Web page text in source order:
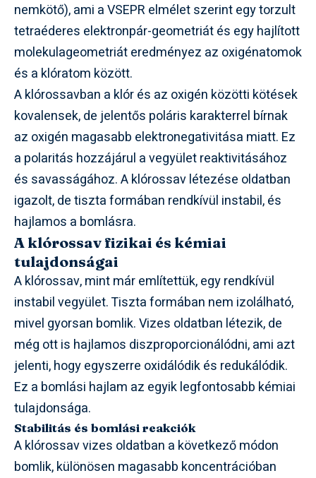
nemkötő), ami a VSEPR elmélet szerint egy torzult
tetraéderes elektronpár-geometriát és egy hajlított
molekulageometriát eredményez az oxigénatomok
és a klóratom között.
A klórossavban a klór és az oxigén közötti kötések
kovalensek, de jelentős poláris karakterrel bírnak
az oxigén magasabb elektronegativitása miatt. Ez
a polaritás hozzájárul a vegyület reaktivitásához
és savasságához. A klórossav létezése oldatban
igazolt, de tiszta formában rendkívül instabil, és
hajlamos a bomlásra.
A klórossav fizikai és kémiai
tulajdonságai
A klórossav, mint már említettük, egy rendkívül
instabil vegyület. Tiszta formában nem izolálható,
mivel gyorsan bomlik. Vizes oldatban létezik, de
még ott is hajlamos diszproporcionálódni, ami azt
jelenti, hogy egyszerre oxidálódik és redukálódik.
Ez a bomlási hajlam az egyik legfontosabb kémiai
tulajdonsága.
Stabilitás és bomlási reakciók
A klórossav vizes oldatban a következő módon
bomlik, különösen magasabb koncentrációban